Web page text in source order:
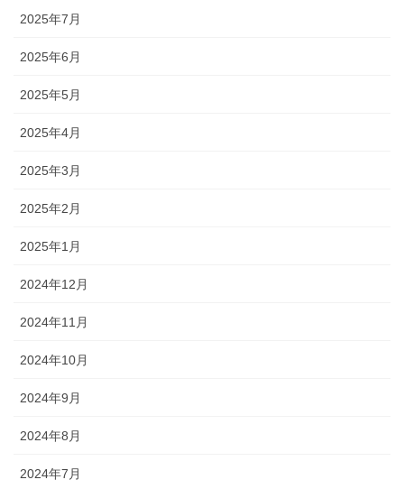
2025年7月
2025年6月
2025年5月
2025年4月
2025年3月
2025年2月
2025年1月
2024年12月
2024年11月
2024年10月
2024年9月
2024年8月
2024年7月